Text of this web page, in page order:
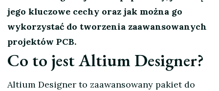
jego kluczowe cechy oraz jak można go
wykorzystać do tworzenia zaawansowanych
projektów PCB.
Co to jest Altium Designer?
Altium Designer to zaawansowany pakiet do